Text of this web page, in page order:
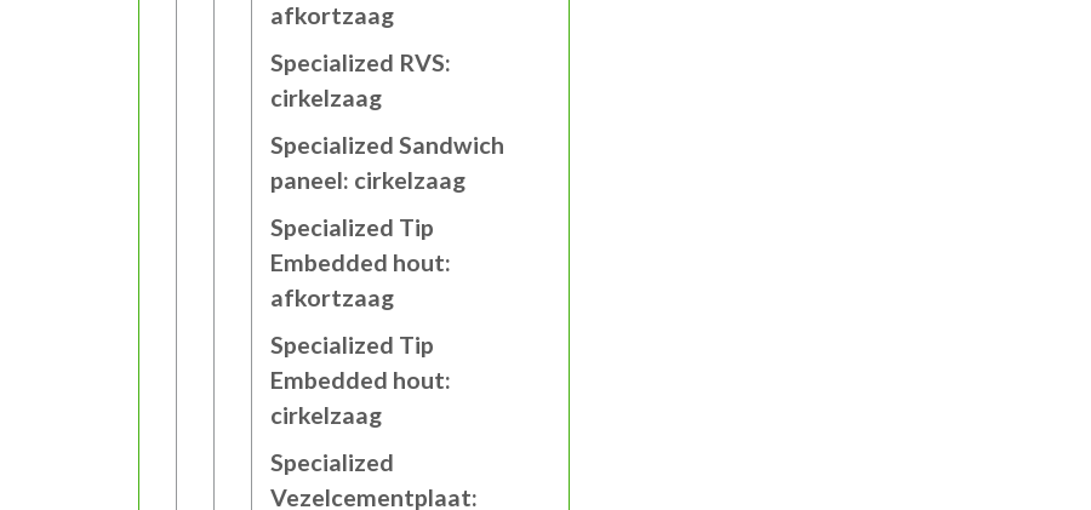
afkortzaag
Specialized RVS:
cirkelzaag
Specialized Sandwich
paneel: cirkelzaag
Specialized Tip
Embedded hout:
afkortzaag
Specialized Tip
Embedded hout:
cirkelzaag
Specialized
Vezelcementplaat: